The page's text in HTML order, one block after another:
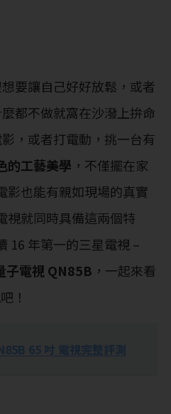
要讓自己好好放鬆，或者
都不做就窩在沙潑上拚命
，或者打電動，挑一台有
的工藝美學 ，不僅擺在家
影也能有親如現場的真實
視就同時具備這兩個特
16 年第一的三星電視 –
子電視 QN85B ，一起來看
！
65 吋 電視完整評測